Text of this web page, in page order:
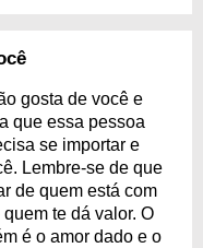
gosta de você e
que essa pessoa
se importar e
Lembre-se de que
de quem está com
te dá valor. O
é o amor dado e o